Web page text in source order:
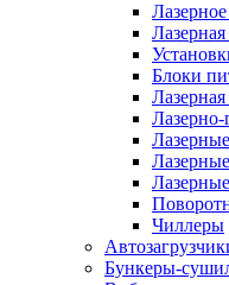
Лазерная
Блоки
Лазерная
Лазерно-
Чиллеры
Бункеры-